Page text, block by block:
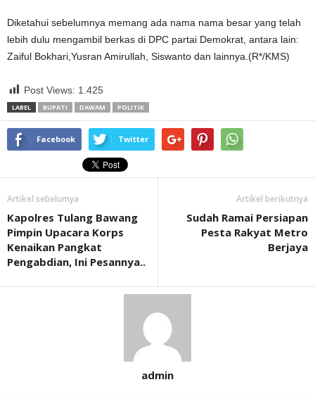
Diketahui sebelumnya memang ada nama nama besar yang telah
lebih dulu mengambil berkas di DPC partai Demokrat, antara lain:
Zaiful Bokhari,Yusran Amirullah, Siswanto dan lainnya.(R*/KMS)
Post Views: 1.425
LABEL BUPATI DAWAM POLITIK
Facebook Twitter
Artikel sebelumya
Kapolres Tulang Bawang
Pimpin Upacara Korps
Kenaikan Pangkat
Pengabdian, Ini Pesannya..
Artikel berikutnya
Sudah Ramai Persiapan
Pesta Rakyat Metro
Berjaya
admin